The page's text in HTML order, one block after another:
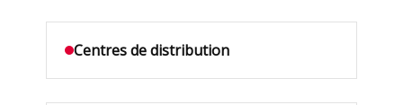
Centres de distribution